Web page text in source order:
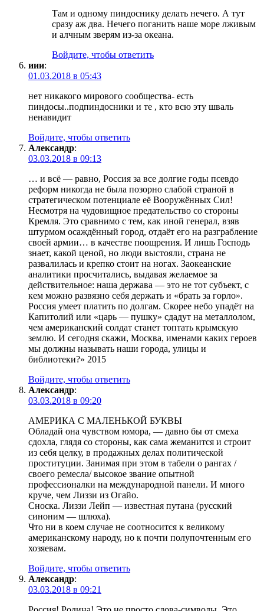
Там и одному пиндоснику делать нечего. А тут
сразу аж два. Нечего поганить наше море лживым
и алчным зверям из-за океана.
Войдите, чтобы ответить
иии:
01.03.2018 в 05:43
нет никакого мирового сообщества- есть
пиндосы..подпиндосники и те , кто всю эту шваль
ненавидит
Войдите, чтобы ответить
Александр:
03.03.2018 в 09:13
… и всё — равно, Россия за все долгие годы псевдо
реформ никогда не была позорно слабой страной в
стратегическом потенциале её Вооружённых Сил!
Несмотря на чудовищное предательство со стороны
Кремля. Это сравнимо с тем, как иной генерал, взяв
штурмом осаждённый город, отдаёт его на разграбление
своей армии… в качестве поощрения. И лишь Господь
знает, какой ценой, но люди выстояли, страна не
развалилась и крепко стоит на ногах. Заокеанские
аналитики просчитались, выдавая желаемое за
действительное: наша держава — это не тот субъект, с
кем можно развязно себя держать и «брать за горло».
Россия умеет платить по долгам. Скорее небо упадёт на
Капитолий или «царь — пушку» сдадут на металлолом,
чем американский солдат станет топтать крымскую
землю. И сегодня скажи, Москва, именами каких героев
мы должны называть наши города, улицы и
библиотеки?» 2015
Войдите, чтобы ответить
Александр:
03.03.2018 в 09:20
АМЕРИКА С МАЛЕНЬКОЙ БУКВЫ
Обладай она чувством юмора, — давно бы от смеха
сдохла, глядя со стороны, как сама жеманится и строит
из себя целку, в продажных делах политической
проституции. Занимая при этом в табели о рангах /
своего ремесла/ высокое звание опытной
профессионалки на международной панели. И много
круче, чем Лиззи из Огайо.
Сноска. Лиззи Лейп — известная путана (русский
синоним — шлюха).
Что ни в коем случае не соотносится к великому
американскому народу, но к почти полупочтенным его
хозяевам.
Войдите, чтобы ответить
Александр:
03.03.2018 в 09:21